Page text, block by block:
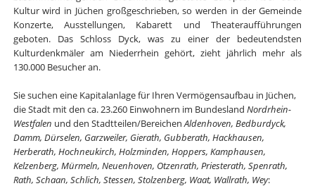
Kultur wird in Jüchen großgeschrieben, so werden in der Gemeinde
Konzerte, Ausstellungen, Kabarett und Theateraufführungen
geboten. Das Schloss Dyck, was zu einer der bedeutendsten
Kulturdenkmäler am Niederrhein gehört, zieht jährlich mehr als
130.000 Besucher an.
Sie suchen eine Kapitalanlage für Ihren Vermögensaufbau in Jüchen,
die Stadt mit den ca. 23.260 Einwohnern im Bundesland Nordrhein-
Westfalen und den Stadtteilen/BereichenAldenhoven, Bedburdyck,
Damm, Dürselen, Garzweiler, Gierath, Gubberath, Hackhausen,
Herberath, Hochneukirch, Holzminden, Hoppers, Kamphausen,
Kelzenberg, Mürmeln, Neuenhoven, Otzenrath, Priesterath, Spenrath,
Rath, Schaan, Schlich, Stessen, Stolzenberg, Waat, Wallrath, Wey: